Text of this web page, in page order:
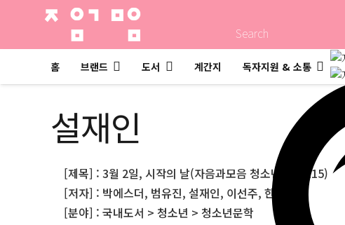
Search
홈 브랜드 도서 계간지 독자지원 & 소통
설재인
[제목] : 3월 2일, 시작의 날(자음과모음 청소년문학 115)
[저자] : 박에스더, 범유진, 설재인, 이선주, 한정영
[분야] : 국내도서 > 청소년 > 청소년문학